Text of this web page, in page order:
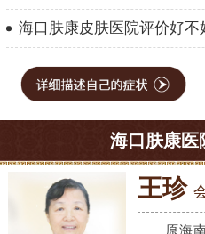
海口肤康皮肤医院评价好不
海口肤康医
王珍
原海